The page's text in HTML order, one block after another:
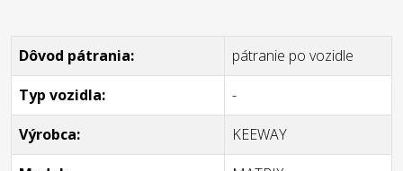
Dôvod pátrania:
pátranie po vozidle
Typ vozidla:
-
Výrobca:
KEEWAY